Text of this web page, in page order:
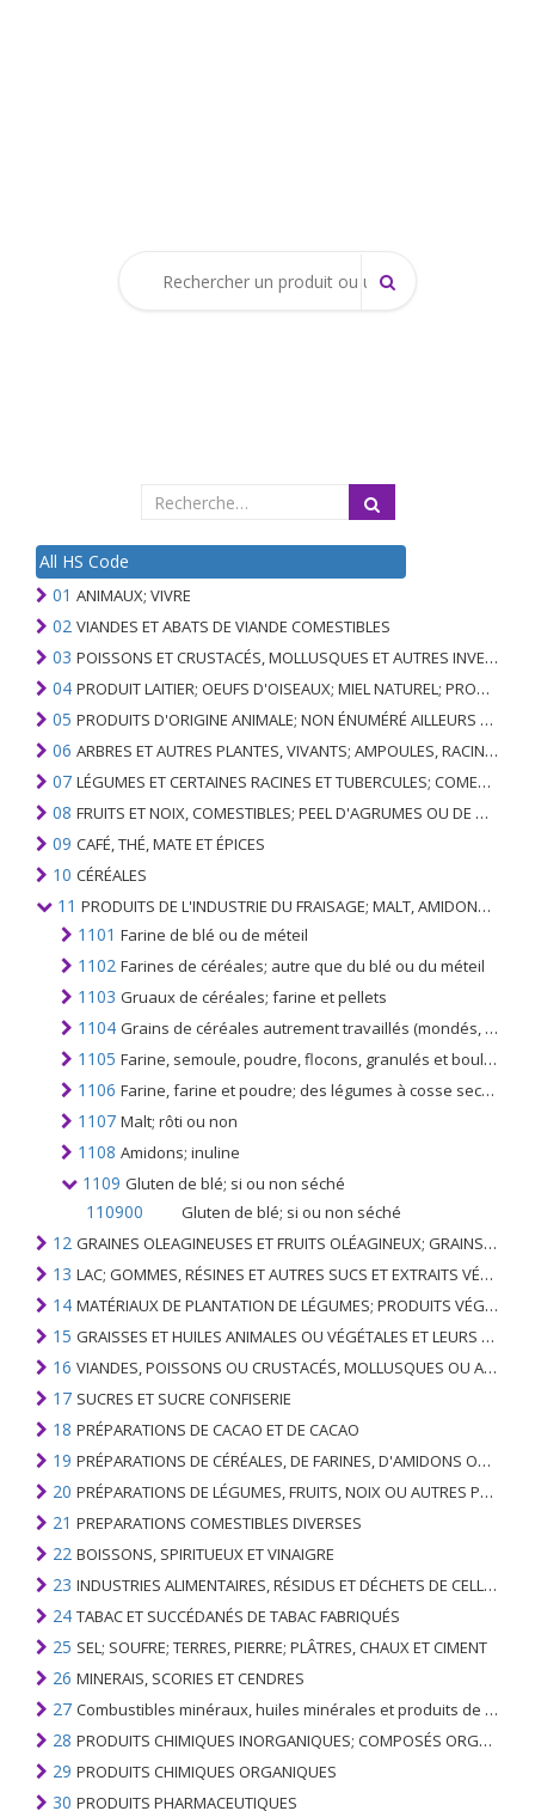
All HS Code
01 ANIMAUX; VIVRE
02 VIANDES ET ABATS DE VIANDE COMESTIBLES
03 POISSONS ET CRUSTACÉS, MOLLUSQUES ET AUTRES INVERTÉBRÉS AQUATIQUES
04 PRODUIT LAITIER; OEUFS D'OISEAUX; MIEL NATUREL; PRODUITS COMESTIBLES D'ORIGINE ANIMALE, NON ÉNUMÉRÉS AILLEURS OU INCLUS
05 PRODUITS D'ORIGINE ANIMALE; NON ÉNUMÉRÉ AILLEURS OU INCLUS
06 ARBRES ET AUTRES PLANTES, VIVANTS; AMPOULES, RACINES ET ANALOGUES; FLEURS COUPEES ET FEUILLAGE ORNEMENTAL
07 LÉGUMES ET CERTAINES RACINES ET TUBERCULES; COMESTIBLE
08 FRUITS ET NOIX, COMESTIBLES; PEEL D'AGRUMES OU DE MELONS
09 CAFÉ, THÉ, MATE ET ÉPICES
10 CÉRÉALES
11 PRODUITS DE L'INDUSTRIE DU FRAISAGE; MALT, AMIDONS, INULINE, GLUTEN DE BLÉ
1101 Farine de blé ou de méteil
1102 Farines de céréales; autre que du blé ou du méteil
1103 Gruaux de céréales; farine et pellets
1104 Grains de céréales autrement travaillés (mondés, roulés, en flocons, perlés, tranchés ou concassés), à l'exception du riz du n °. 1006; germes de céréales entiers, roulés, en flocons ou moulus
1105 Farine, semoule, poudre, flocons, granulés et boulettes de pommes de terre
1106 Farine, farine et poudre; des légumes à cosse secs du n °. 0713, de sagou ou des racines ou tubercules du n °. 0714 ou des produits du chapitre 8
1107 Malt; rôti ou non
1108 Amidons; inuline
1109 Gluten de blé; si ou non séché
110900 Gluten de blé; si ou non séché
12 GRAINES OLEAGINEUSES ET FRUITS OLÉAGINEUX; GRAINS DIVERS, GRAINES ET FRUITS, PLANTES INDUSTRIELLES OU MÉDICINALES; PAILLE ET FOURRAGE
13 LAC; GOMMES, RÉSINES ET AUTRES SUCS ET EXTRAITS VÉGÉTAUX
14 MATÉRIAUX DE PLANTATION DE LÉGUMES; PRODUITS VÉGÉTAUX NON DÉNOMMÉS NI COMPRIS AILLEURS
15 GRAISSES ET HUILES ANIMALES OU VÉGÉTALES ET LEURS PRODUITS DE CLIVAGE; GRAISSES ANIMALES PRÉPARÉES; CIRES ANIMALES OU VÉGÉTALES
16 VIANDES, POISSONS OU CRUSTACÉS, MOLLUSQUES OU AUTRES INVERTÉBRÉS AQUATIQUES; PRÉPARATIONS DE CELLES-CI
17 SUCRES ET SUCRE CONFISERIE
18 PRÉPARATIONS DE CACAO ET DE CACAO
19 PRÉPARATIONS DE CÉRÉALES, DE FARINES, D'AMIDONS OU DE LAIT; PRODUITS DE PATISSERIE
20 PRÉPARATIONS DE LÉGUMES, FRUITS, NOIX OU AUTRES PARTIES DE PLANTES
21 PREPARATIONS COMESTIBLES DIVERSES
22 BOISSONS, SPIRITUEUX ET VINAIGRE
23 INDUSTRIES ALIMENTAIRES, RÉSIDUS ET DÉCHETS DE CELLES-CI; FOURRAGE ANIMAL PRÉPARÉ
24 TABAC ET SUCCÉDANÉS DE TABAC FABRIQUÉS
25 SEL; SOUFRE; TERRES, PIERRE; PLÂTRES, CHAUX ET CIMENT
26 MINERAIS, SCORIES ET CENDRES
27 Combustibles minéraux, huiles minérales et produits de leur distillation; SUBSTANCES BITUMINEUSES; CIRES MINÉRALES
28 PRODUITS CHIMIQUES INORGANIQUES; COMPOSÉS ORGANIQUES ET INORGANIQUES DE MÉTAUX PRÉCIEUX; DE MÉTAUX DES TERRES RARES, D'ÉLÉMENTS RADIOACTIFS ET D'ISOTOPES
29 PRODUITS CHIMIQUES ORGANIQUES
30 PRODUITS PHARMACEUTIQUES